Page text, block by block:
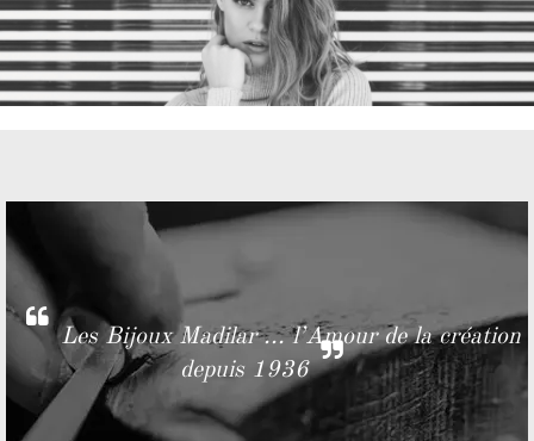
Les Bijoux Madilar ... l’Amour de la création
depuis 1936